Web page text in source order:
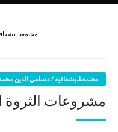
نروي لتعرف
مجتمعنا..بشفافية / د.سامي الدين
مشروعات الثروة